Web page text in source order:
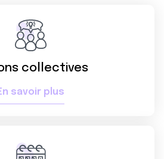
collectives
savoir plus